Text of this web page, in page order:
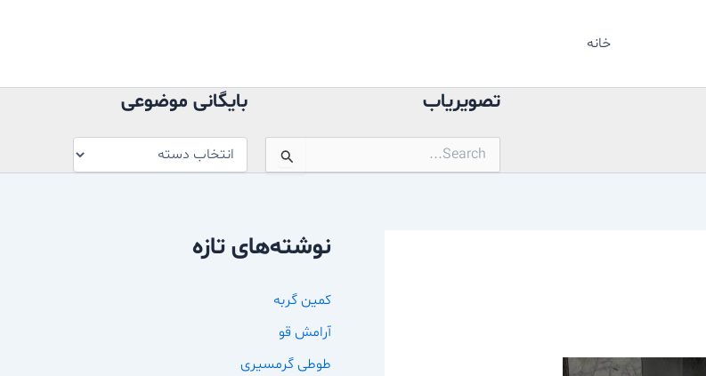
خانه
تصویریاب
جستجو
برای:
بایگانی موضوعی
نوشته‌های تازه
کمین گربه
آرامش قو
طوطی گرمسیری